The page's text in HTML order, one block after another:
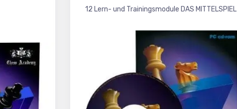
12 Lern- und Trainingsmodule DAS MITTELSPIEL